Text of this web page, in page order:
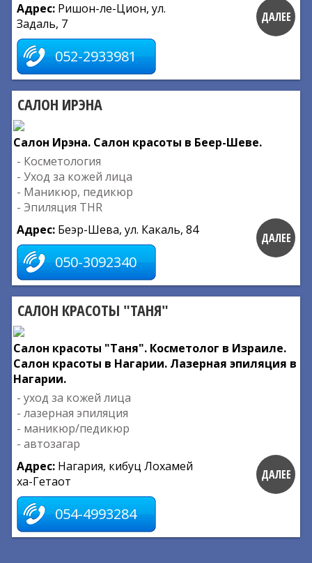
Адрес: Ришон-ле-Цион, ул.
Задаль, 7
052-2933981
ДАЛЕЕ
САЛОН ИРЭНА
Салон Ирэна. Салон красоты в Беер-Шеве.
- Косметология
- Уход за кожей лица
- Маникюр, педикюр
- Эпиляция THR
Адрес: Беэр-Шева, ул. Какаль, 84
050-3092340
ДАЛЕЕ
САЛОН КРАСОТЫ "ТАНЯ"
Салон красоты "Таня". Косметолог в Израиле.
Салон красоты в Нагарии. Лазерная эпиляция в
Нагарии.
- уход за кожей лица
- лазерная эпиляция
- маникюр/педикюр
- автозагар
Адрес: Нагария, кибуц Лохамей
ха-Гетаот
054-4993284
ДАЛЕЕ